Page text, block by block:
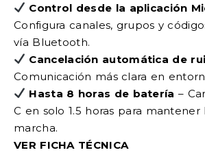
Control desde la aplicación
Configura canales, grupos y
vía Bluetooth.
Cancelación automática de
Comunicación más clara en
Hasta 8 horas de batería –
C en solo 1.5 horas para
marcha.
VER FICHA TÉCNICA